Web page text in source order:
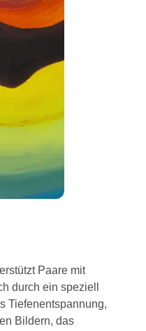
Paare mit
durch ein speziell
Tiefenentspannung,
Bildern, das